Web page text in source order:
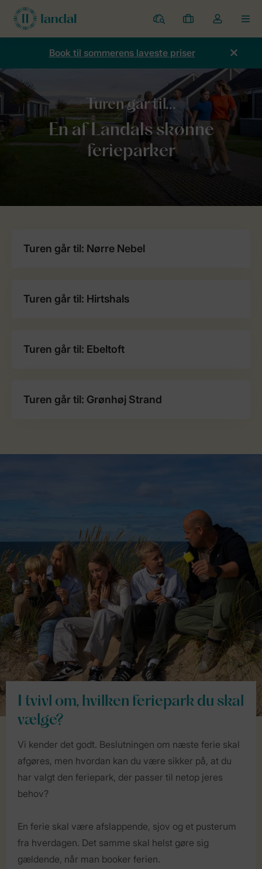
Parker
Mine
bookinger
Toggle
the
dropdown
Book til sommerens laveste priser
Forside
Turen går til: Nørre Nebel
Turen går til: Hirtshals
Turen går til: Ebeltoft
Turen går til: Grønhøj Strand
I tvivl om, hvilken feriepark du skal
vælge?
Vi kender det godt. Beslutningen om næste ferie skal
afgøres, men hvordan kan du være sikker på, at du
har valgt den feriepark, der passer til netop jeres
behov?
En ferie skal være afslappende, sjov og et pusterum
fra hverdagen. Det samme skal helst gøre sig
gældende, når man booker ferien.